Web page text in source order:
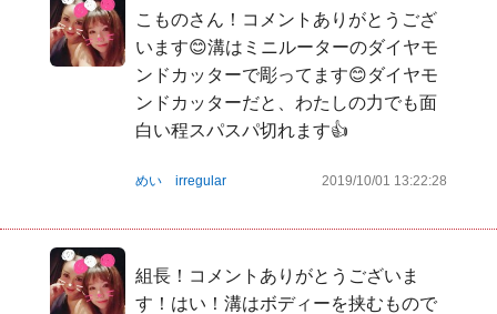
こものさん！コメントありがとうござ
います😊溝はミニルーターのダイヤモ
ンドカッターで彫ってます😊ダイヤモ
ンドカッターだと、わたしの力でも面
白い程スパスパ切れます👍
めい irregular 2019/10/01 13:22:28
組長！コメントありがとうございま
す！はい！溝はボディーを挟むもので